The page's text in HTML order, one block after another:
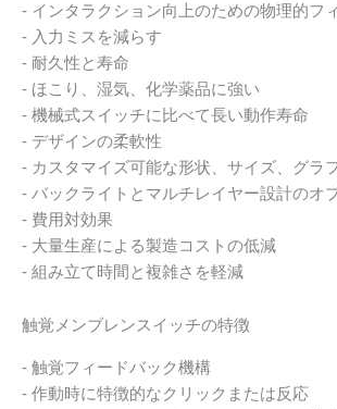
- インタラクション向上のための物理的フ
- 入力ミスを減らす
- 耐久性と寿命
- ほこり、湿気、化学薬品に強い
- 機械式スイッチに比べて長い動作寿命
- デザインの柔軟性
- カスタマイズ可能な形状、サイズ、グラ
- バックライトとマルチレイヤー設計のオ
- 費用対効果
- 大量生産による製造コストの低減
- 組み立て時間と複雑さを軽減
触覚メンブレンスイッチの特徴
- 触覚フィードバック機構
- 作動時に特徴的なクリックまたは反応